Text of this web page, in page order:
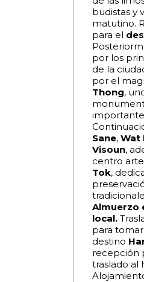
budistas y
matutino.
para el
por los
de la
por el
Thong,
Sane,Wat
Visoun,
centro
Tok,
Almuerzo
local.
para
destino
recepción
traslado al